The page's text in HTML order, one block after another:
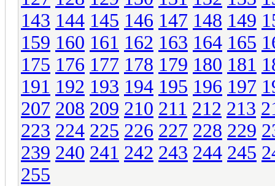
143 144 145 146 147 148 149
159 160 161 162 163 164 165
175 176 177 178 179 180 181
191 192 193 194 195 196 197
207 208 209 210 211 212 213
223 224 225 226 227 228 229
239 240 241 242 243 244 245
255